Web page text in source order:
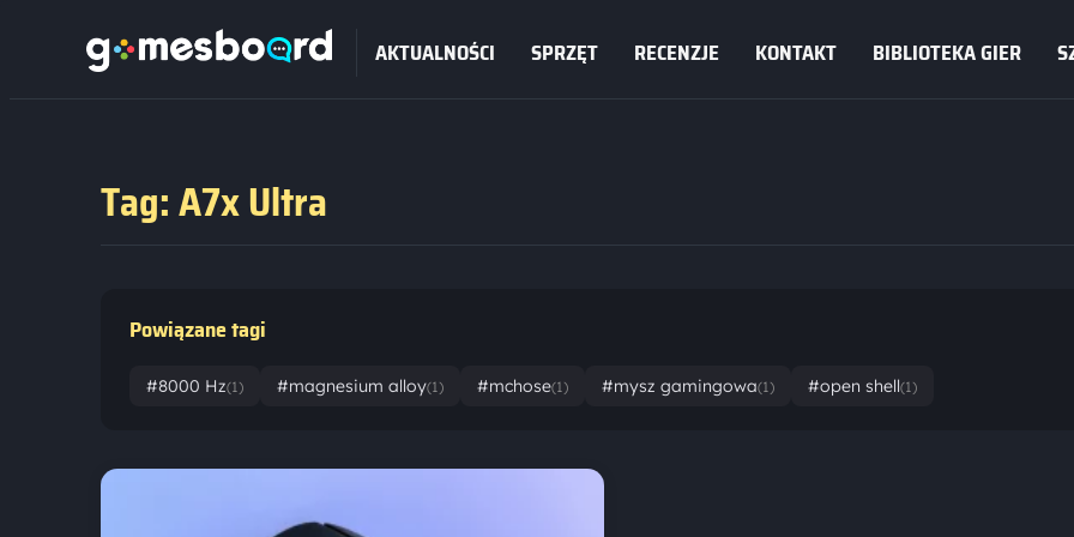
AKTUALNOŚCI SPRZĘT RECENZJE KONTAKT BIBLIOTEKA GIER
Tag: A7x Ultra
Powiązane tagi
#8000 Hz(1) #magnesium alloy(1) #mchose(1) #mysz gamingowa(1) #open shell(1)